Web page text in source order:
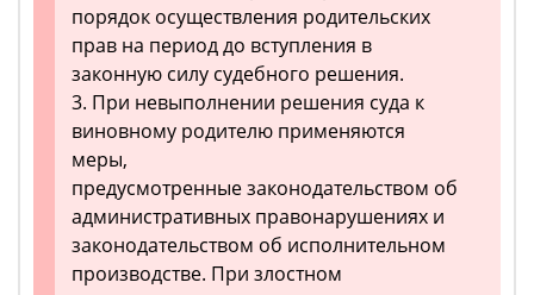
порядок осуществления родительских
прав на период до вступления в
законную силу судебного решения.
3. При невыполнении решения суда к
виновному родителю применяются
меры,
предусмотренные законодательством об
административных правонарушениях и
законодательством об исполнительном
производстве. При злостном